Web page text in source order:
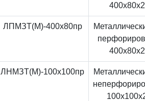
ЛПМЗТ(М)-400x80пр
ЛНМЗТ(М)-100x100пр